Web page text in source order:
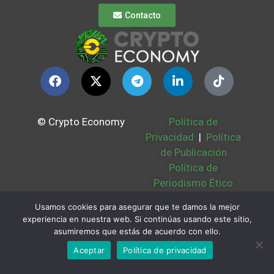
Contacto
© Crypto Economy
Política de
Privacidad | Política
de Publicación
Política de
Periodismo Ético
Bases Legales |
Partners | Sobre
Nosotros
Usamos cookies para asegurar que te damos la mejor
experiencia en nuestra web. Si continúas usando este sitio,
asumiremos que estás de acuerdo con ello.
Aceptar
Política de privacidad